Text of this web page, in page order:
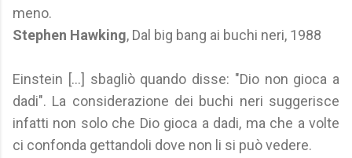
meno.
Stephen Hawking, Dal big bang ai buchi neri, 1988
Einstein [...] sbagliò quando disse: "Dio non gioca a
dadi". La considerazione dei buchi neri suggerisce
infatti non solo che Dio gioca a dadi, ma che a volte
ci confonda gettandoli dove non li si può vedere.